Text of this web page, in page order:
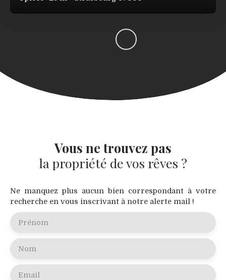
Vous ne trouvez pas
la propriété de vos rêves ?
Ne manquez plus aucun bien correspondant à votre
recherche en vous inscrivant à notre alerte mail !
Prénom
Nom
Email